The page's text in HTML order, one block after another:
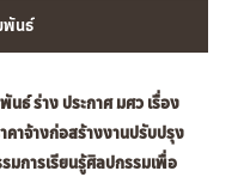
พันธ์
นธ์ ร่าง ประกาศ มศว เรื่อง
คาจ้างก่อสร้างงานปรับปรุง
มการเรียนรู้ศิลปกรรมเพื่อ